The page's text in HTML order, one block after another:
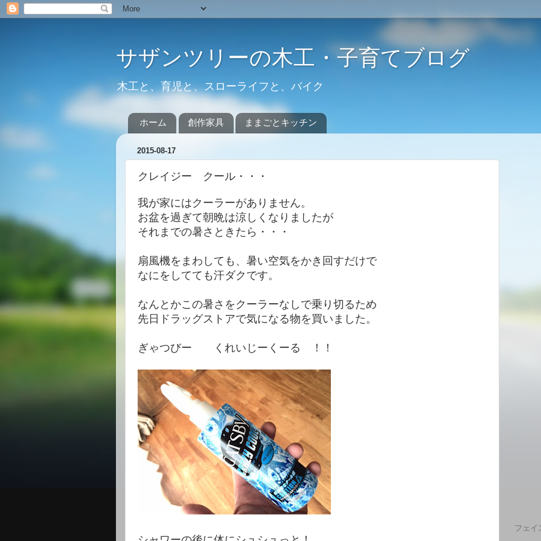
サザンツリーの木工・子育てブログ
木工と、育児と、スローライフと、バイク
ホーム 創作家具 ままごとキッチン
2015-08-17
クレイジー クール・・・
我が家にはクーラーがありません。
お盆を過ぎて朝晩は涼しくなりましたが
それまでの暑さときたら・・・
扇風機をまわしても、暑い空気をかき回すだけで
なにをしてても汗ダクです。
なんとかこの暑さをクーラーなしで乗り切るため
先日ドラッグストアで気になる物を買いました。
ぎゃつびー くれいじーくーる ！！
フェイ